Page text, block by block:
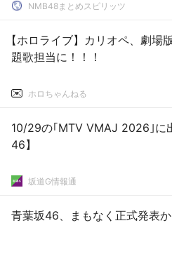
NMB48まとめスピリッツ
【ホロライブ】カリオペ、劇場
題歌担当に！！！
ホロちゃんねる
10/29の｢MTV VMAJ 2026｣に
46】
坂道G情報通
青葉坂46、まもなく正式発表か